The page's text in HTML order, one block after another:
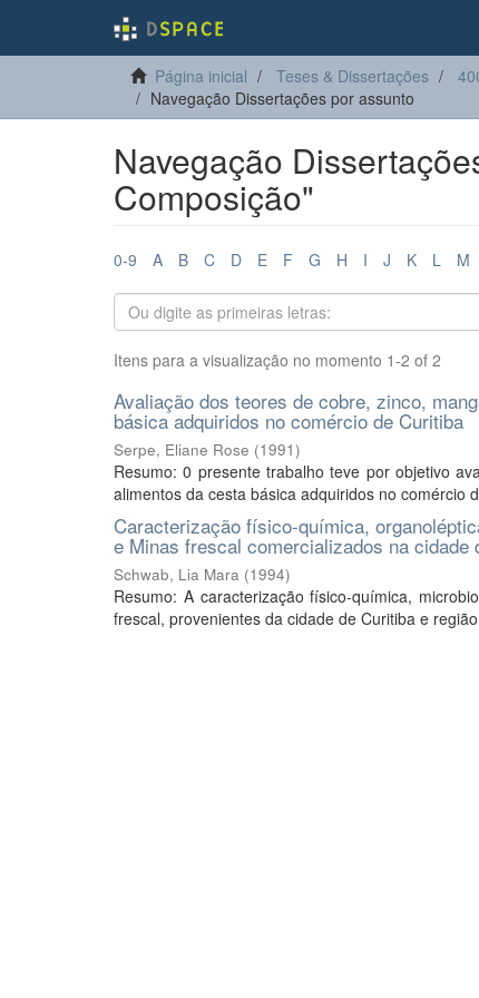
Página inicial Teses & Dissertações
Navegação Dissertações por assunto
Navegação
Composição"
0-9 A B C D E F G H I J K L M
Itens para a visualização no momento 1-2 of 2
Avaliação dos teores de cobre, zinco,
básica adquiridos no comércio de Curitiba
Serpe, Eliane Rose (1991)
Resumo: 0 presente trabalho teve por objetivo
alimentos da cesta básica adquiridos no comércio
Caracterização físico-química,
e Minas frescal comercializados na cidade
Schwab, Lia Mara (1994)
Resumo: A caracterização físico-química,
frescal, provenientes da cidade de Curitiba e